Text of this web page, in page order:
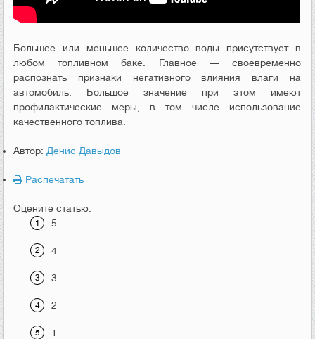
Большее или меньшее количество воды присутствует в
любом топливном баке. Главное — своевременно
распознать признаки негативного влияния влаги на
автомобиль. Большое значение при этом имеют
профилактические меры, в том числе использование
качественного топлива.
Автор: Денис Давыдов
Распечатать
Оцените статью:
5
4
3
2
1